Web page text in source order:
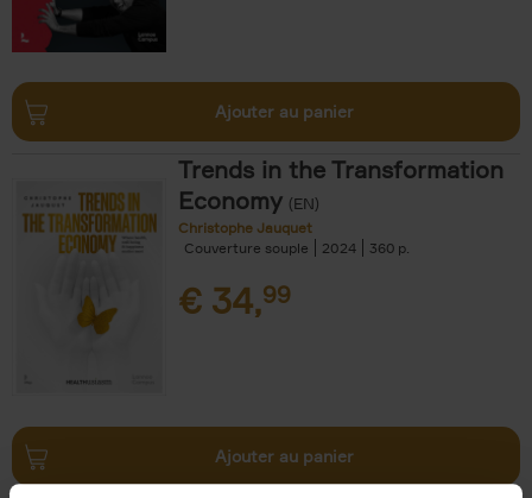
Ajouter au panier
Trends in the Transformation
Economy (EN)
Christophe Jauquet
Couverture souple
2024 360
€ 34,99
Ajouter au panier